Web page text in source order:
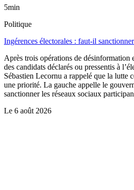
5min
Politique
Ingérences électorales : faut-il
Après trois opérations de désinformation
des candidats déclarés ou pressentis à
Sébastien Lecornu a rappelé que la lutte
une priorité. La gauche appelle le
sanctionner les réseaux sociaux
Le 6 août 2026